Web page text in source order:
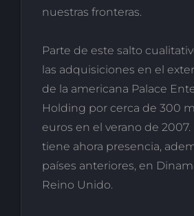
nuestras fronteras.
Parte de este salto
las adquisiciones en el
de la americana Palace
Holding por cerca de 300
euros en el verano de
tiene ahora presencia,
países anteriores, en
Reino Unido.